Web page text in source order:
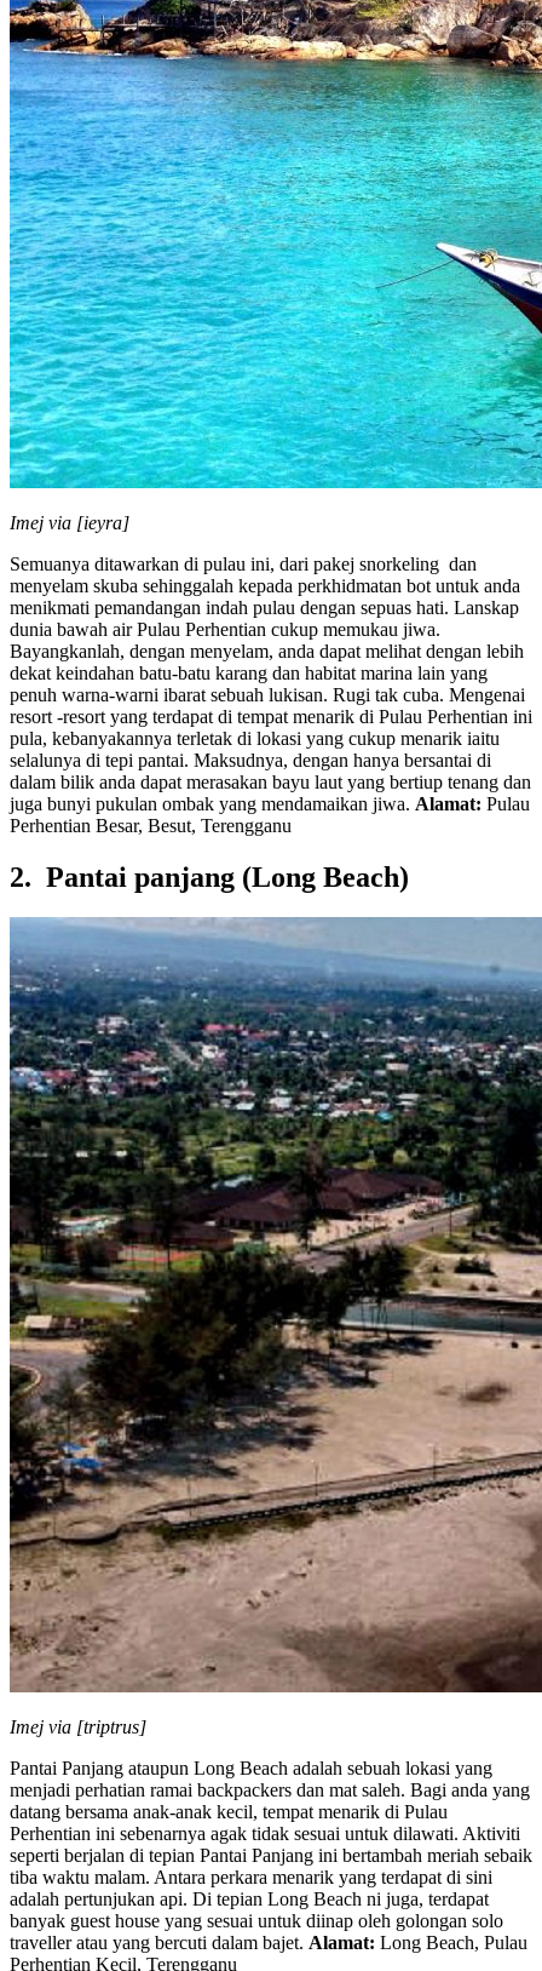
Imej via [ieyra]
Semuanya ditawarkan di pulau ini, dari pakej snorkeling dan
menyelam skuba sehinggalah kepada perkhidmatan bot untuk anda
menikmati pemandangan indah pulau dengan sepuas hati. Lanskap
dunia bawah air Pulau Perhentian cukup memukau jiwa.
Bayangkanlah, dengan menyelam, anda dapat melihat dengan lebih
dekat keindahan batu-batu karang dan habitat marina lain yang
penuh warna-warni ibarat sebuah lukisan. Rugi tak cuba. Mengenai
resort -resort yang terdapat di tempat menarik di Pulau Perhentian ini
pula, kebanyakannya terletak di lokasi yang cukup menarik iaitu
selalunya di tepi pantai. Maksudnya, dengan hanya bersantai di
dalam bilik anda dapat merasakan bayu laut yang bertiup tenang dan
juga bunyi pukulan ombak yang mendamaikan jiwa. Alamat: Pulau
Perhentian Besar, Besut, Terengganu
2. Pantai panjang (Long Beach)
Imej via [triptrus]
Pantai Panjang ataupun Long Beach adalah sebuah lokasi yang
menjadi perhatian ramai backpackers dan mat saleh. Bagi anda yang
datang bersama anak-anak kecil, tempat menarik di Pulau
Perhentian ini sebenarnya agak tidak sesuai untuk dilawati. Aktiviti
seperti berjalan di tepian Pantai Panjang ini bertambah meriah sebaik
tiba waktu malam. Antara perkara menarik yang terdapat di sini
adalah pertunjukan api. Di tepian Long Beach ni juga, terdapat
banyak guest house yang sesuai untuk diinap oleh golongan solo
traveller atau yang bercuti dalam bajet. Alamat: Long Beach, Pulau
Perhentian Kecil, Terengganu